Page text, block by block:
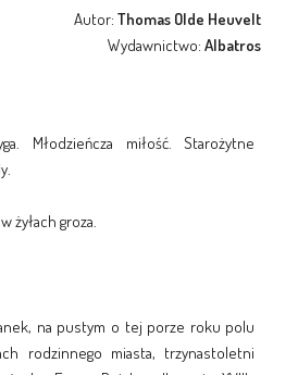
Autor:Thomas Olde Heuvelt
Wydawnictwo:Albatros
Młodzieńcza miłość. Starożytne
żyłach groza.
na pustym o tej porze roku polu
rodzinnego miasta, trzynastoletni